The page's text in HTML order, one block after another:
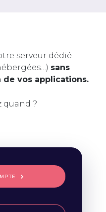
serveur dédié
sans
de vos applications.
quand ?